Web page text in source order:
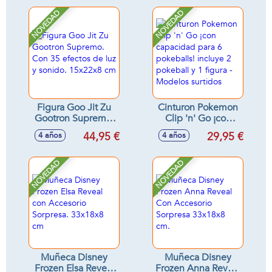
haga efecto vapor,
luces y sonidos
NOVEDAD
Figura Goo Jit Zu
Gootron Supremo.
Con 35 efectos de
luz y sonido.
4 años 44,95 €
NOVEDAD
Cinturon Pokemon
Clip 'n' Go ¡con
capacidad para 6
pokeballs! incluye
figura - Modelos
surtidos
4 años 29,95 €
NOVEDAD
Muñeca Disney
Frozen Elsa Reveal
NOVEDAD
Muñeca Disney
Frozen Anna Reveal